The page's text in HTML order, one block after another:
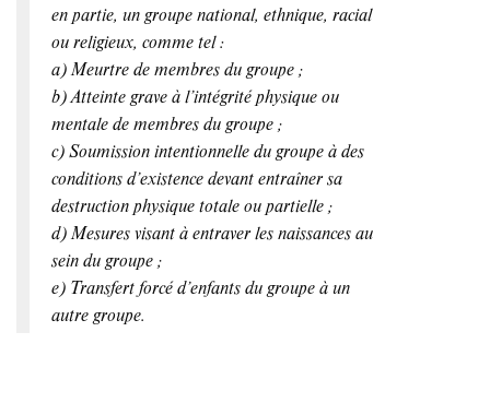
en partie, un groupe national, ethnique, racial
ou religieux, comme tel :
a) Meurtre de membres du groupe ;
b) Atteinte grave à l’intégrité physique ou
mentale de membres du groupe ;
c) Soumission intentionnelle du groupe à des
conditions d’existence devant entraîner sa
destruction physique totale ou partielle ;
d) Mesures visant à entraver les naissances au
sein du groupe ;
e) Transfert forcé d’enfants du groupe à un
autre groupe.